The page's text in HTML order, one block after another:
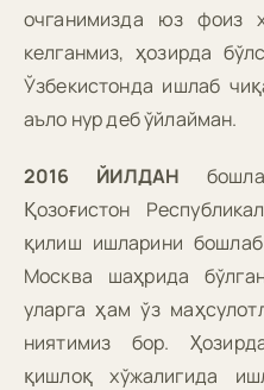
очганимизда юз фоиз
келганмиз, ҳозирда
Ўзбекистонда ишлаб
аъло нур деб ўйлайман.
2016 ЙИЛДАН
Қозоғистон
қилиш ишларини
Москва шаҳрида
уларга ҳам ўз
ниятимиз бор.
қишлоқ хўжалигида